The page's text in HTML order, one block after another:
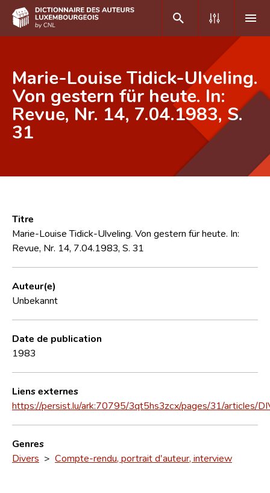
DE FR
Accueil
Auteur(e)s A-Z
Équipe scientifique
Marie-Louise Tidick-Ulveling.
Von gestern für heute. In:
Revue, Nr. 14, 7.04.1983, S.
31
Titre
Marie-Louise Tidick-Ulveling. Von gestern für heute. In:
Revue, Nr. 14, 7.04.1983, S. 31
Auteur(e)
Unbekannt
Date de publication
1983
Liens externes
https://persist.lu/ark:70795/3qt5hs3zcx/pages/31/articles/
Genres
Divers > Compte-rendu, portrait d'auteur, interview